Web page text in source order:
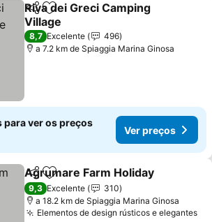
PartilharAdicionar aos favoritos
Riva dei Greci Camping
Village
Ver preços
8,7 Excelente
496
a 7.2 km de Spiaggia Marina Ginosa
para ver os preços
Ver preços
PartilharAdicionar aos favoritos
Agrumare Farm Holiday
9,3 Excelente
310
a 18.2 km de Spiaggia Marina Ginosa
Elementos de design rústicos e elegantes